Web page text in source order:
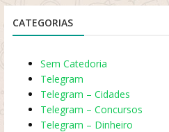
CATEGORIAS
Sem Catedoria
Telegram
Telegram – Cidades
Telegram – Concursos
Telegram – Dinheiro